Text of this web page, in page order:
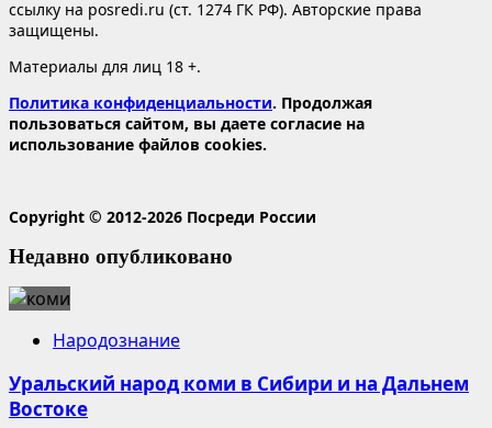
ссылку на posredi.ru (ст. 1274 ГК РФ). Авторские права
защищены.
Материалы для лиц 18 +.
Политика конфиденциальности. Продолжая
пользоваться сайтом, вы даете согласие на
использование файлов cookies.
Copyright © 2012-2026 Посреди России
Недавно опубликовано
Народознание
Уральский народ коми в Сибири и на Дальнем
Востоке